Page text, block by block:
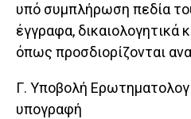
υπό συμπλήρωση πεδία
έγγραφα, δικαιολογητικά
όπως προσδιορίζονται
Γ. Υποβολή
υπογραφή